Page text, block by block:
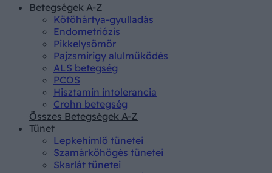
Betegségek A-Z
Kötőhártya-gyulladás
Endometriózis
Pikkelysömör
Pajzsmirigy alulműködés
ALS betegség
PCOS
Hisztamin intolerancia
Crohn betegség
Összes Betegségek A-Z
Tünet
Lepkehimlő tünetei
Szamárköhögés tünetei
Skarlát tünetei